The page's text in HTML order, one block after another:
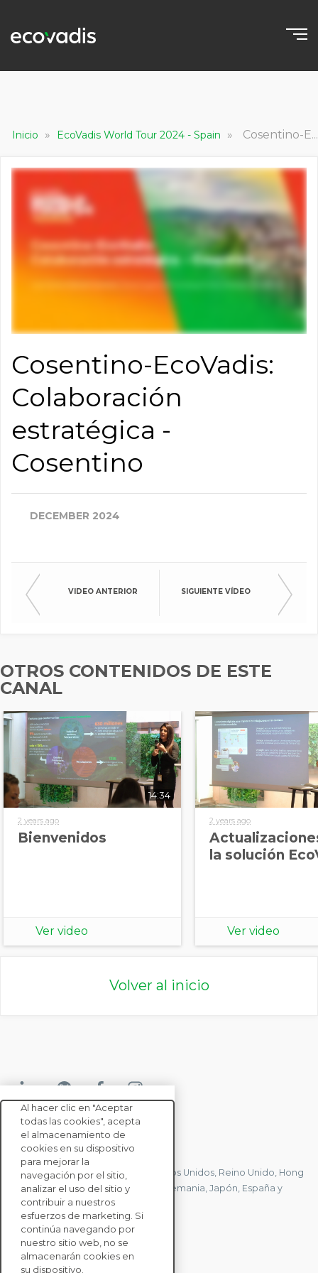
Inicio » EcoVadis World Tour 2024 - Spain » Cosentino-EcoVadis: Colaboración estratégica - Cosentino
Cosentino-EcoVadis:
Colaboración
estratégica -
Cosentino
DECEMBER 2024
VIDEO ANTERIOR SIGUIENTE VÍDEO
OTROS CONTENIDOS DE ESTE
CANAL
14:34
2 years ago
Bienvenidos
Ver video
2 years ago
la solución
Ver video
Volver al inicio
CONTACTE CON NOSOTROS
Tenemos oficinas en Francia, Estados Unidos, Reino Unido, Hong
Kong, Mauricio, Polonia, Canadá, Alemania, Japón, España y
Singapur.
CONTACTE CON
NOSOTROS
Al hacer clic en "Aceptar
todas las cookies", acepta
el almacenamiento de
cookies en su dispositivo
para mejorar la
navegación por el sitio,
analizar el uso del sitio y
contribuir a nuestros
esfuerzos de marketing. Si
continúa navegando por
nuestro sitio web, no se
almacenarán cookies en
su dispositivo.